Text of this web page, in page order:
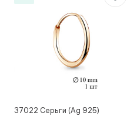
37022 Серьги (Ag 925)